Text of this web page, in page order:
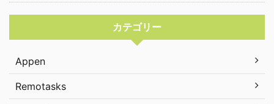
カテゴリー
Appen
Remotasks